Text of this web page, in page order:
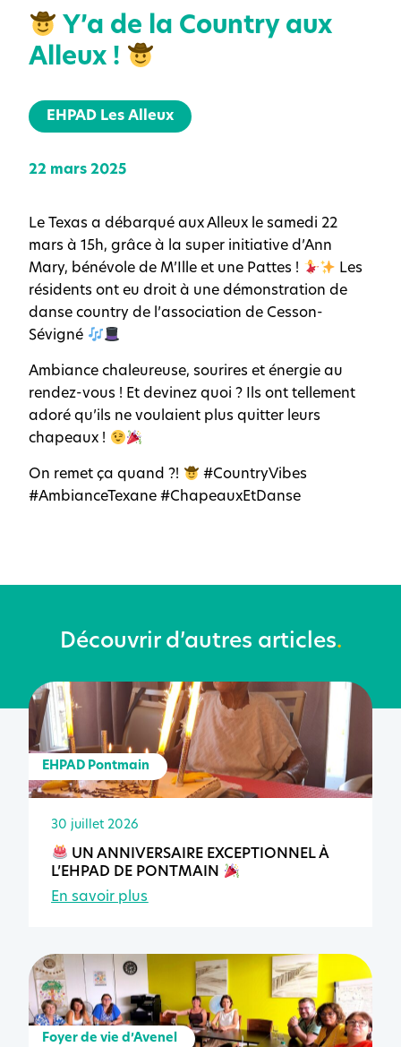
Y’a de la Country aux
Alleux !
EHPAD Les Alleux
22 mars 2025
Le Texas a débarqué aux Alleux le samedi 22
mars à 15h, grâce à la super initiative d’Ann
Mary, bénévole de M’Ille et une Pattes !
Les
résidents ont eu droit à une démonstration de
danse country de l’association de Cesson-
Sévigné
Ambiance chaleureuse, sourires et énergie au
rendez-vous ! Et devinez quoi ? Ils ont tellement
adoré qu’ils ne voulaient plus quitter leurs
chapeaux !
On remet ça quand ?!
#CountryVibes
#AmbianceTexane #ChapeauxEtDanse
Découvrir d’autres articles.
EHPAD Pontmain
30 juillet 2026
UN ANNIVERSAIRE EXCEPTIONNEL À
L’EHPAD DE PONTMAIN
En savoir plus
Foyer de vie d’Avenel